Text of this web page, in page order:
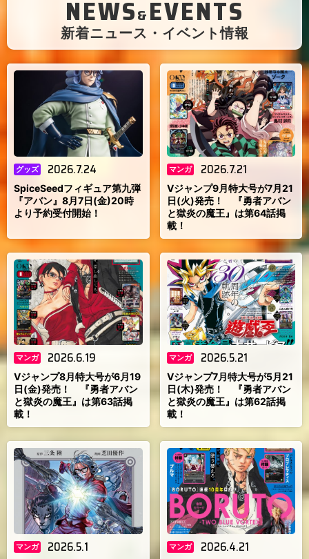
NEWS&EVENTS
新着ニュース・イベント情報
）
グッズ 2026.7.24
SpiceSeedフィギュア第九弾
『アバン』8月7日(金)20時
より予約受付開始！
マンガ 2026.7.21
Vジャンプ9月特大号が7月21
日(火)発売！ 『勇者アバン
と獄炎の魔王』は第64話掲
載！
マンガ 2026.6.19
Vジャンプ8月特大号が6月19
日(金)発売！ 『勇者アバン
と獄炎の魔王』は第63話掲
載！
マンガ 2026.5.21
Vジャンプ7月特大号が5月21
日(木)発売！ 『勇者アバン
と獄炎の魔王』は第62話掲
載！
マンガ 2026.5.1 マンガ 2026.4.21